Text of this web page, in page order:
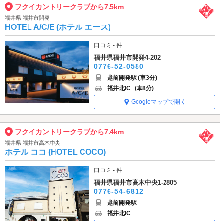
フクイカントリークラブから7.5km
福井県 福井市開発
HOTEL A/C/E (ホテル エース)
口コミ - 件
福井県福井市開発4-202
0776-52-0580
越前開発駅 (車3分)
福井北IC (車8分)
Googleマップで開く
フクイカントリークラブから7.4km
福井県 福井市高木中央
ホテル ココ (HOTEL COCO)
口コミ - 件
福井県福井市高木中央1-2805
0776-54-6812
越前開発駅
福井北IC